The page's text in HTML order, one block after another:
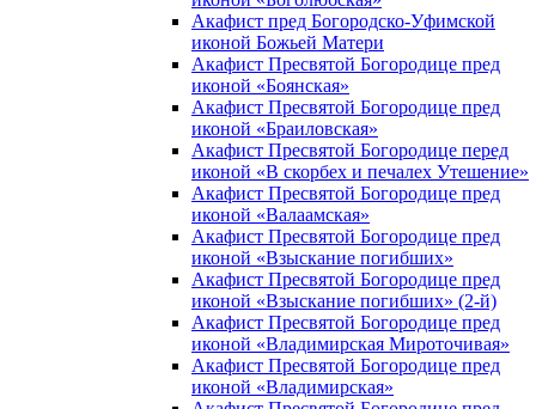
Акафист пред Богородско-Уфимской
иконой Божьей Матери
Акафист Пресвятой Богородице пред
иконой «Боянская»
Акафист Пресвятой Богородице пред
иконой «Браиловская»
Акафист Пресвятой Богородице перед
иконой «В скорбех и печалех Утешение»
Акафист Пресвятой Богородице пред
иконой «Валаамская»
Акафист Пресвятой Богородице пред
иконой «Взыскание погибших»
Акафист Пресвятой Богородице пред
иконой «Взыскание погибших» (2-й)
Акафист Пресвятой Богородице пред
иконой «Владимирская Мироточивая»
Акафист Пресвятой Богородице пред
иконой «Владимирская»